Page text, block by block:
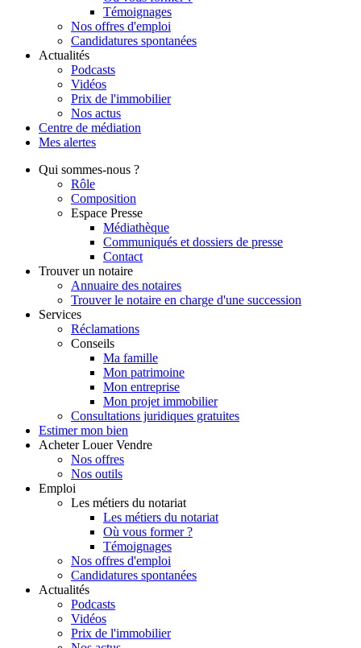
Témoignages
Nos offres d'emploi
Candidatures spontanées
Actualités
Podcasts
Vidéos
Prix de l'immobilier
Nos actus
Centre de médiation
Mes alertes
Qui sommes-nous ?
Rôle
Composition
Espace Presse
Médiathèque
Communiqués et dossiers de presse
Contact
Trouver un notaire
Annuaire des notaires
Trouver le notaire en charge d'une succession
Services
Réclamations
Conseils
Ma famille
Mon patrimoine
Mon entreprise
Mon projet immobilier
Consultations juridiques gratuites
Estimer mon bien
Acheter Louer Vendre
Nos offres
Nos outils
Emploi
Les métiers du notariat
Les métiers du notariat
Où vous former ?
Témoignages
Nos offres d'emploi
Candidatures spontanées
Actualités
Podcasts
Vidéos
Prix de l'immobilier